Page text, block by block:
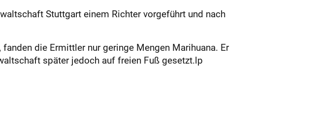
Stuttgart einem Richter vorgeführt und nach
die Ermittler nur geringe Mengen Marihuana. Er
später jedoch auf freien Fuß gesetzt.lp